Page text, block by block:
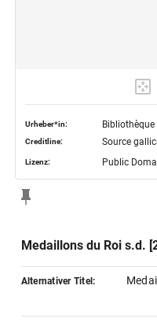
Urheber*in:
Creditline: Source
Lizenz: Public
Medaillons du Roi s.d.
Alternativer Titel: